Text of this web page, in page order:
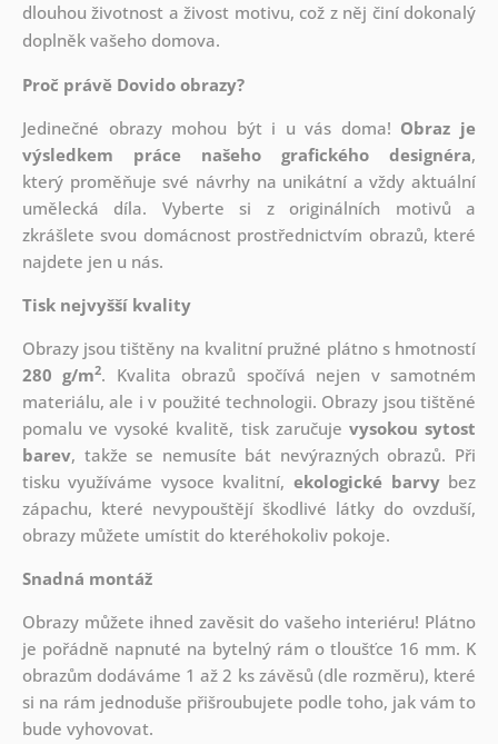
dlouhou životnost a živost motivu, což z něj činí dokonalý
doplněk vašeho domova.
Proč právě Dovido obrazy?
Jedinečné obrazy mohou být i u vás doma! Obraz je
výsledkem práce našeho grafického designéra,
který proměňuje své návrhy na unikátní a vždy aktuální
umělecká díla. Vyberte si z originálních motivů a
zkrášlete svou domácnost prostřednictvím obrazů, které
najdete jen u nás.
Tisk nejvyšší kvality
Obrazy jsou tištěny na kvalitní pružné plátno s hmotností
280 g/m2. Kvalita obrazů spočívá nejen v samotném
materiálu, ale i v použité technologii. Obrazy jsou tištěné
pomalu ve vysoké kvalitě, tisk zaručuje vysokou sytost
barev, takže se nemusíte bát nevýrazných obrazů. Při
tisku využíváme vysoce kvalitní,ekologické barvybez
zápachu, které nevypouštějí škodlivé látky do ovzduší,
obrazy můžete umístit do kteréhokoliv pokoje.
Snadná montáž
Obrazy můžete ihned zavěsit do vašeho interiéru! Plátno
je pořádně napnuté na bytelný rám o tloušťce 16 mm. K
obrazům dodáváme 1 až 2 ks závěsů (dle rozměru), které
si na rám jednoduše přišroubujete podle toho, jak vám to
bude vyhovovat.